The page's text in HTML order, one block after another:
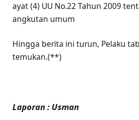
ayat (4) UU No.22 Tahun 2009
angkutan umum
Hingga berita ini turun, Pelaku
temukan.(**)
Laporan : Usman